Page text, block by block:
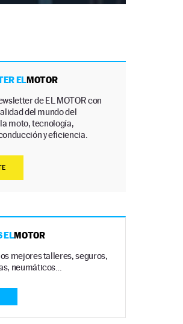
ELMOTOR
de EL MOTOR con
del mundo del
moto, tecnología,
y eficiencia.
ELMOTOR
mejores talleres, seguros,
neumáticos…